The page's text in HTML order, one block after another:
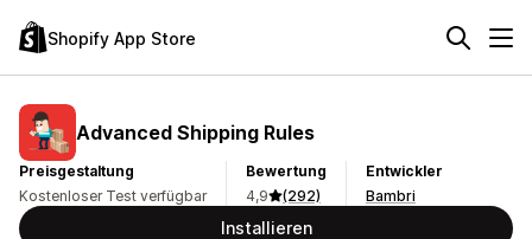
Shopify App Store
Advanced Shipping Rules
Preisgestaltung
Kostenloser Test verfügbar
Bewertung
4,9
(292)
Entwickler
Bambri
Installieren